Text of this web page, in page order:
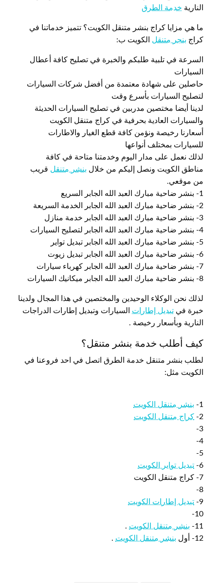
النارية خدمة الطرق
ما هي مزايا كراج بنشر متنقل الكويت؟ تتميز خدماتنا في
كراج بنجر متنقل الكويت ب:
السرعة في تلبية طلبكم والخبرة في تصليح كافة أعطال
السيارات
حاصلين على شهادة معتمدة من أفضل شركات السيارات
لتصليح السيارات بأسرع وقت
لدينا أيضا مختصين مدربين في تصليح السيارات الحديثة
والسيارات العادية بحرفية في كراج متنقل الكويت
أسعارنا رخيصة ونؤمن كافة قطع الغيار والاطارات
للسيارات بمختلف أنواعها
لذلك نعمل على مدار اليوم وخدمتنا متاحة في كافة
مناطق الكويت ونصل إليكم من خلال بنشر متنقل قريب
من موقعي.
1- بنشر ضاحية مبارك العبد الله الجابر السريع
2- بنشر ضاحية مبارك العبد الله الجابر الخدمة السريعة
3- بنشر ضاحية مبارك العبد الله الجابر خدمة منازل
4- بنشر ضاحية مبارك العبد الله الجابر لتصليح السيارات
5- بنشر ضاحية مبارك العبد الله الجابر تبديل تواير
6- بنشر ضاحية مبارك العبد الله الجابر تبديل زيوت
7- بنشر ضاحية مبارك العبد الله الجابر كهرباء سيارات
8- بنشر ضاحية مبارك العبد الله الجابر ميكانيك السيارات
لذلك نحن الوكلاء الوحيدين والمختصين في هذا المجال ولدينا
خبرة في تبديل إطارات السيارات وتبديل إطارات الدراجات
النارية وبأسعار رخيصة .
كيف أطلب خدمة بنشر متنقل؟
لطلب بنشر متنقل خدمة الطرق اتصل في احد فروعنا في
الكويت مثل:
1-
بنشر متنقل الكويت
2-
كراج متنقل الكويت
3-
4-
5-
6-
تبديل تواير الكويت
7- كراج متنقل الكويت
8-
9-
تبديل إطارات الكويت
10-
11-
بنشر متنقل الكويت .
12- أول
بنشر متنقل الكويت .